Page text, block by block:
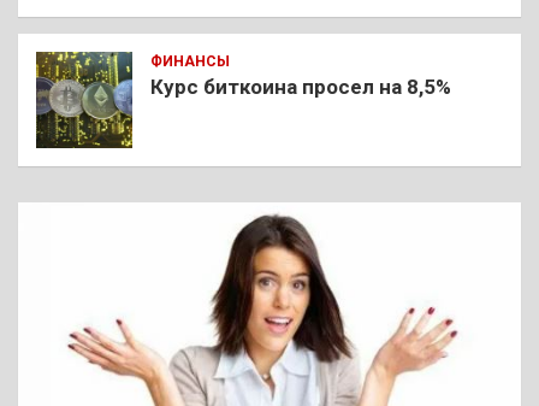
ФИНАНСЫ
Курс биткоина просел на 8,5%